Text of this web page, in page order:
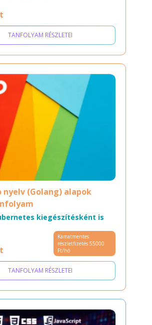
TANFOLYAM RÉSZLETEI
nyelv (Golang) alapok
kiegészítésként is
Kamatmentes
részletfizetés 55000
Ft/hó
TANFOLYAM RÉSZLETEI